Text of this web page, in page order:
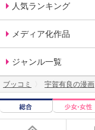
人気ランキング
メディア化作品
ジャンル一覧
ブッコミ 宇賀有良の漫画